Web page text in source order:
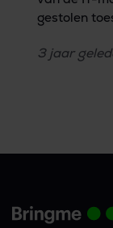
gestolen
3 jaar